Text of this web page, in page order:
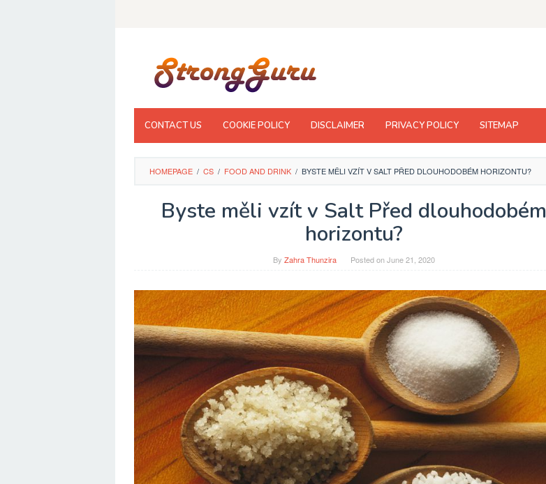
CONTACT US COOKIE POLICY DISCLAIMER PRIVACY POLICY SITEMAP
HOMEPAGE / CS / FOOD AND DRINK / BYSTE MĚLI VZÍT V SALT PŘED DLOUHODOBÉM HORIZONTU?
Byste měli vzít v Salt Před dlouhodobém
horizontu?
By Zahra Thunzira Posted onJune 21, 2020